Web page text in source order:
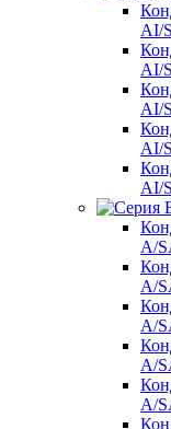
AI/
AI/
AI/
AI/
AI/
A/
A/
A/
A/
A/